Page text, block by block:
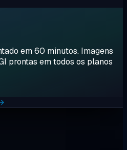
em 60 minutos. Imagens
prontas em todos os planos